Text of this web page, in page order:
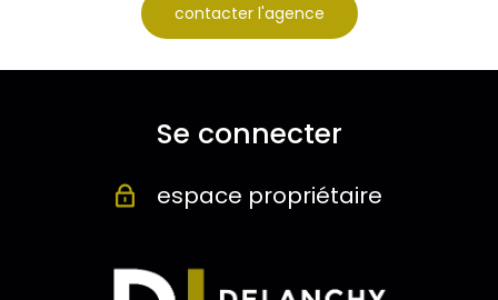
contacter l'agence
Se connecter
espace propriétaire